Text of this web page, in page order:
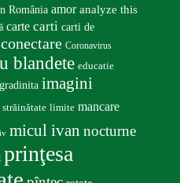
România amor analyze this
carte carti carti de
conectare Coronavirus
blandete educatie
gradinita imagini
limite mancare
micul ivan nocturne
prinţesa